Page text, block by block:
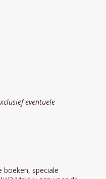
eventuele
boeken, speciale